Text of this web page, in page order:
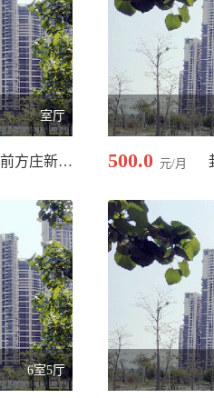
室厅
封丘县城西前方庄新型/300.00 平米 500.0 元/月
6室5厅